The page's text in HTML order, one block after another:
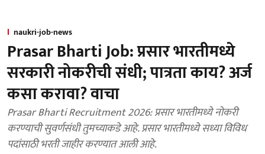
naukri-job-news
Prasar Bharti Job: प्रसार भारतीमध्ये
सरकारी नोकरीची संधी; पात्रता काय? अर्ज
कसा करावा? वाचा
Prasar Bharti Recruitment 2026: प्रसार भारतीमध्ये नोकरी
करण्याची सुवर्णसंधी तुमच्याकडे आहे. प्रसार भारतीमध्ये सध्या विविध
पदांसाठी भरती जाहीर करण्यात आली आहे.